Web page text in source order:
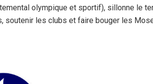
olympique et sportif), sillonne le
soutenir les clubs et faire bouger les